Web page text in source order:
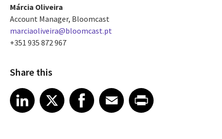
Márcia Oliveira
Account Manager, Bloomcast
marciaoliveira@bloomcast.pt
+351 935 872 967
Share this
Share article on LinkedIn
LinkedIn
Share article on XShare article on Facebook
Facebook
Share article on Email
EmailShare article on Print